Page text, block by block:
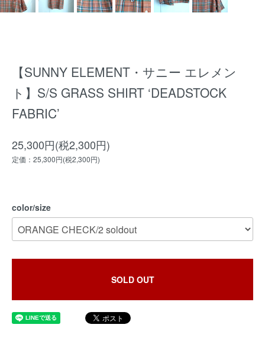
【SUNNY ELEMENT・サニー エレメン
ト】S/S GRASS SHIRT ‘DEADSTOCK
FABRIC’
25,300円(税2,300円)
定価：25,300円(税2,300円)
color/size
SOLD OUT